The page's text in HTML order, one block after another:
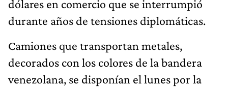
dólares en comercio que se interrumpió
durante años de tensiones diplomáticas.
Camiones que transportan metales,
decorados con los colores de la bandera
venezolana, se disponían el lunes por la